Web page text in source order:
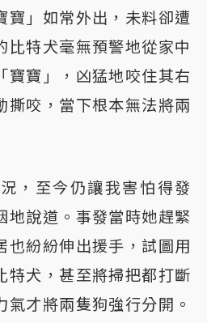
寶」如常外出，未料卻遭
比特犬毫無預警地從家中
寶寶」，凶猛地咬住其右
撕咬，當下根本無法將兩
，至今仍讓我害怕得發
地說道。事發當時她趕緊
也紛紛伸出援手，試圖用
特犬，甚至將掃把都打斷
氣才將兩隻狗強行分開。